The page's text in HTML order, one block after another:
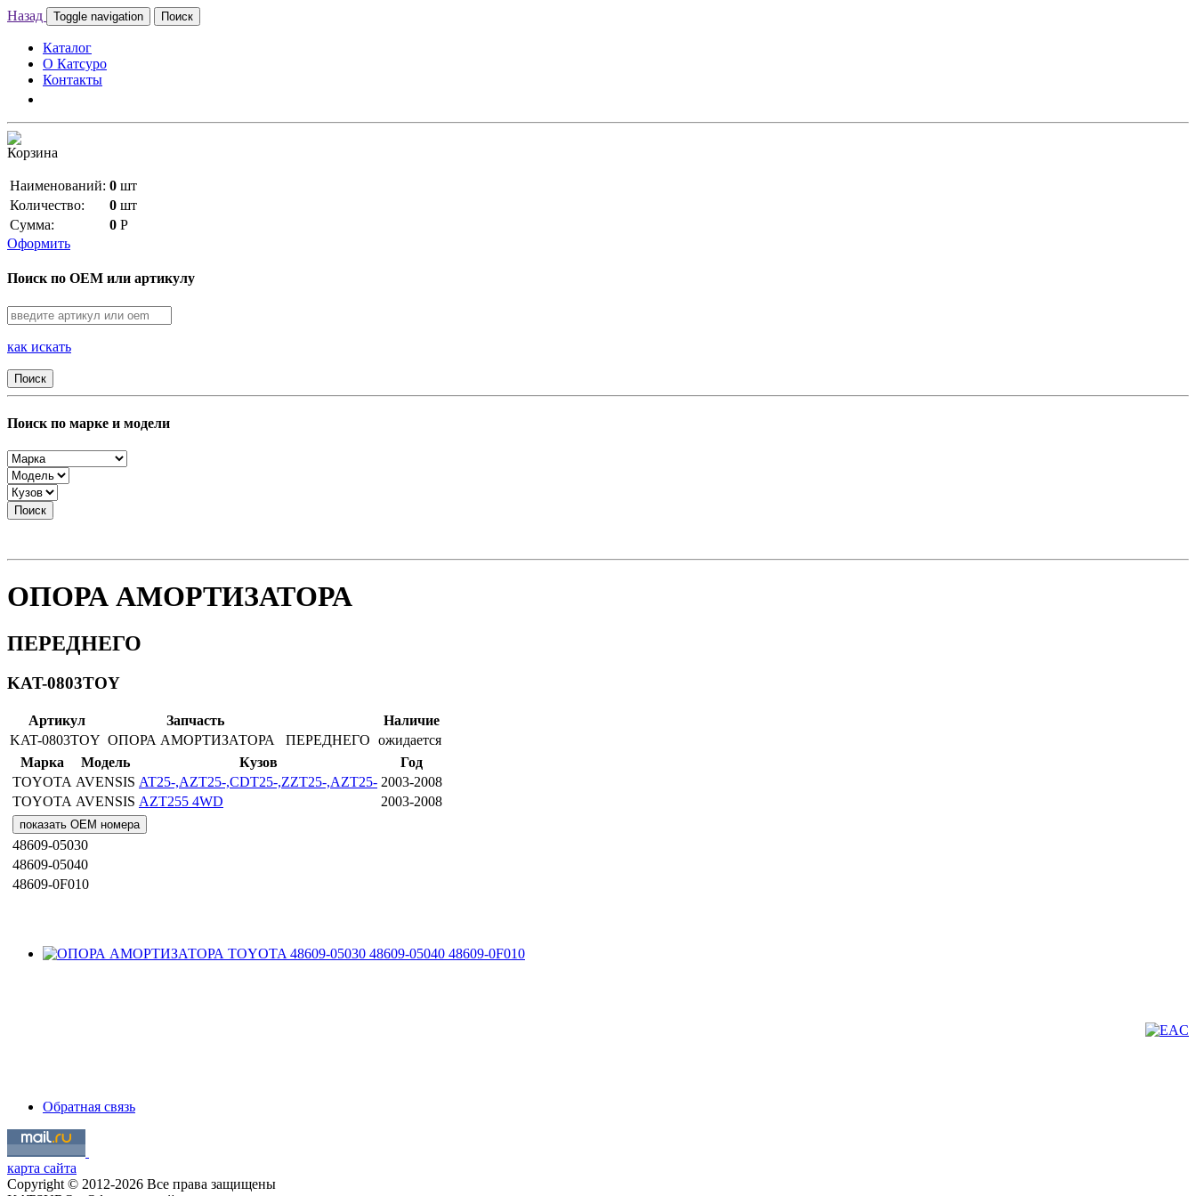
Назад Toggle navigation Поиск
Каталог
О Катсуро
Контакты
Корзина
Наименований: 0 шт
Количество:
0 шт
Сумма:
0 Р
Оформить
Поиск по OEM или артикулу
как искать
Поиск
Поиск по марке и модели
Поиск
ОПОРА АМОРТИЗАТОРА
ПЕРЕДНЕГО
KAT-0803TOY
Артикул Запчасть
Наличие
KAT-0803TOY ОПОРА АМОРТИЗАТОРА ПЕРЕДНЕГО ожидается
Марка
Модель Кузов
Год
TOYOTA AVENSIS AT25-,AZT25-,CDT25-,ZZT25-,AZT25- 2003-2008
TOYOTA AVENSIS AZT255 4WD 2003-2008
показать OEM номера
48609-05030
48609-05040
48609-0F010
Обратная связь
карта сайта
Copyright © 2012-2026 Все права защищены